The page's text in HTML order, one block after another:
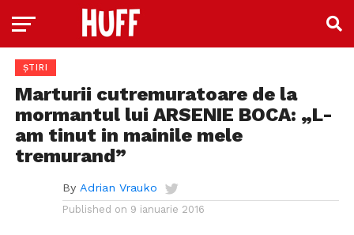
ȘTIRI
Marturii cutremuratoare de la
mormantul lui ARSENIE BOCA: „L-
am tinut in mainile mele
tremurand”
By Adrian Vrauko
Published on 9 ianuarie 2016